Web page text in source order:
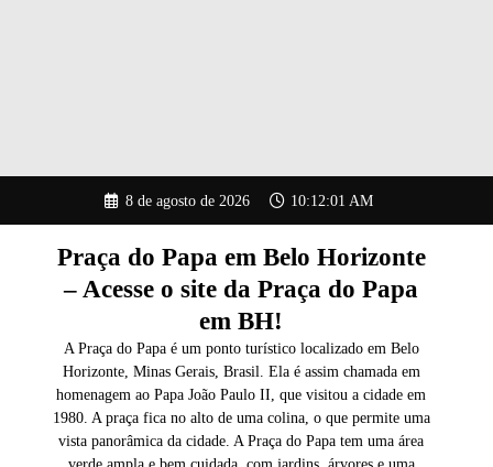
o
8 de agosto de 2026 10:12:02 AM
Praça do Papa em Belo Horizonte
– Acesse o site da Praça do Papa
em BH!
A Praça do Papa é um ponto turístico localizado em Belo
Horizonte, Minas Gerais, Brasil. Ela é assim chamada em
homenagem ao Papa João Paulo II, que visitou a cidade em
1980. A praça fica no alto de uma colina, o que permite uma
vista panorâmica da cidade. A Praça do Papa tem uma área